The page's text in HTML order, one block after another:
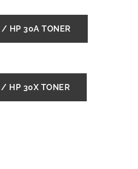
HP 30A TONER
HP 30X TONER